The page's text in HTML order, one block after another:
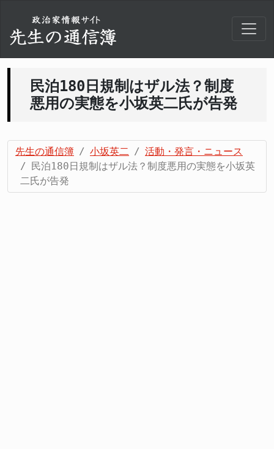
民泊180日規制はザル法？制度
悪用の実態を小坂英二氏が告発
先生の通信簿 小坂英二
活動・発言・ニュース
民泊180日規制はザル法？制度悪用の実態を小坂英
二氏が告発